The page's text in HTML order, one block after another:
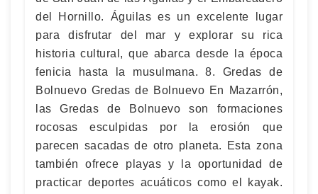
del Hornillo. Águilas es un excelente lugar
para disfrutar del mar y explorar su rica
historia cultural, que abarca desde la época
fenicia hasta la musulmana. 8. Gredas de
Bolnuevo Gredas de Bolnuevo En Mazarrón,
las Gredas de Bolnuevo son formaciones
rocosas esculpidas por la erosión que
parecen sacadas de otro planeta. Esta zona
también ofrece playas y la oportunidad de
practicar deportes acuáticos como el kayak.